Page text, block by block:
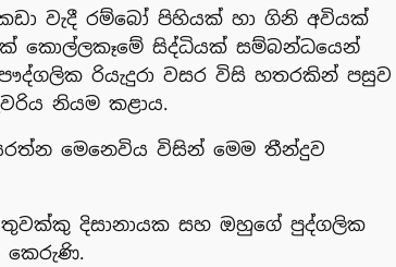
වැදී රම්බෝ පිහියක් හා ගිනි අවියක්
කොල්ලකෑමේ සිද්ධියක් සම්බන්ධයෙන්
රියැදුරා වසර විසි හතරකින් පසුව
නියම කළාය.
මෙනෙවිය විසින් මෙම තීන්දුව
දිසානායක සහ ඔහුගේ පුද්ගලික
කෙරුණි.